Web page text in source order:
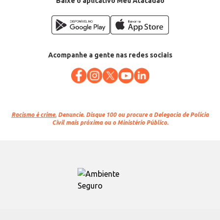
Acompanhe a gente nas redes sociais
Racismo é crime. Denuncie. Disque 100 ou procure a Delegacia de Polícia
Civil mais próxima ou o Ministério Público.